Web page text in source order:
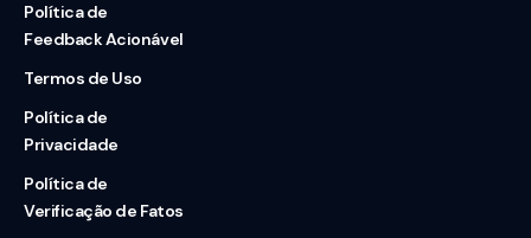
Política de
Feedback Acionável
Termos de Uso
Política de
Privacidade
Política de
Verificação de Fatos